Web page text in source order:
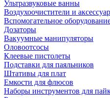
Ультразвуковые ванны
Воздухоочистители и
Вспомогательное
Дозаторы
Вакуумные манипуляторы
Оловоотсосы
Клеевые пистолеты
Подставки для паяльников
Штативы для плат
Емкости для флюсов
Наборы инструментов для